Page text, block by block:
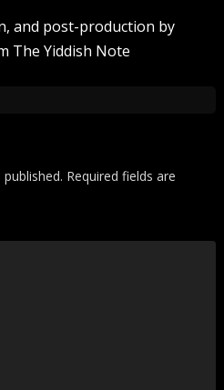
and post-production by
The Yiddish Note
Required fields are